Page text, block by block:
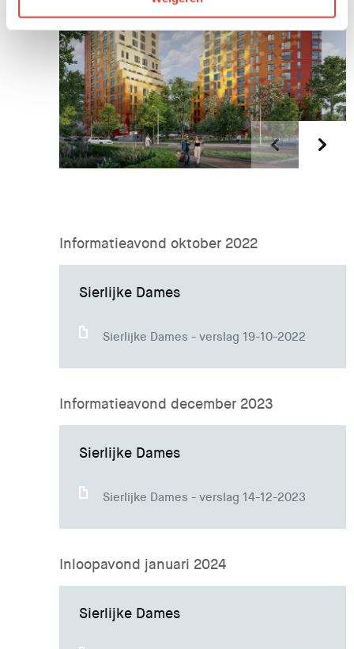
Informatieavond oktober 2022
Sierlijke Dames
Sierlijke Dames - verslag 19-10-2022
Informatieavond december 2023
Sierlijke Dames
Sierlijke Dames - verslag 14-12-2023
Inloopavond januari 2024
Sierlijke Dames